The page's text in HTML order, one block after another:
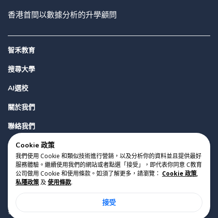
香港首間以數據分析的升學顧問
智禾教育
搜尋大學
AI選校
關於我們
聯絡我們
版權 2023 Cyclopes® •
使用條款
香港銅鑼灣勿地臣街1號時代廣場2座28樓07室
Cookie 政策
我們使用 Cookie 和類似技術進行營銷，以及分析你的資料並且提供最好
服務體驗。繼續使用我們的網站或者點選「接受」，即代表你同意 C教育
公司做用 Cookie 和使用條款。如須了解更多，請瀏覽： Cookie 政策,
私隱政策及 使用條款.
接受